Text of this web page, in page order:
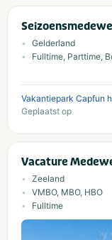
Gelderland
Fulltime, Parttime,
Vakantiepark Capfun
Geplaatst op
Vacature
Zeeland
VMBO, MBO, HBO
Fulltime